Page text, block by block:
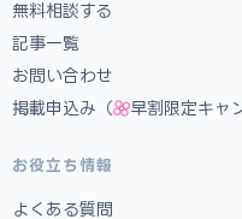
無料相談する
記事一覧
お問い合わせ
掲載申込み（
早割限定キャ
お役立ち情報
よくある質問